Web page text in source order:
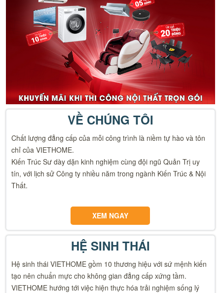
VỀ CHÚNG TÔI
Chất lượng đẳng cấp của mỗi công trình là niềm tự hào và tôn
chỉ của VIETHOME.
Kiến Trúc Sư dày dặn kinh nghiệm cùng đội ngũ Quản Trị uy
tín, với lịch sử Công ty nhiều năm trong ngành Kiến Trúc & Nội
Thất.
XEM NGAY
HỆ SINH THÁI
Hệ sinh thái VIETHOME gồm 10 thương hiệu với sứ mệnh kiến
tạo nên chuẩn mực cho không gian đẳng cấp xứng tầm.
VIETHOME hướng tới việc hiện thực hóa trải nghiệm sống lý